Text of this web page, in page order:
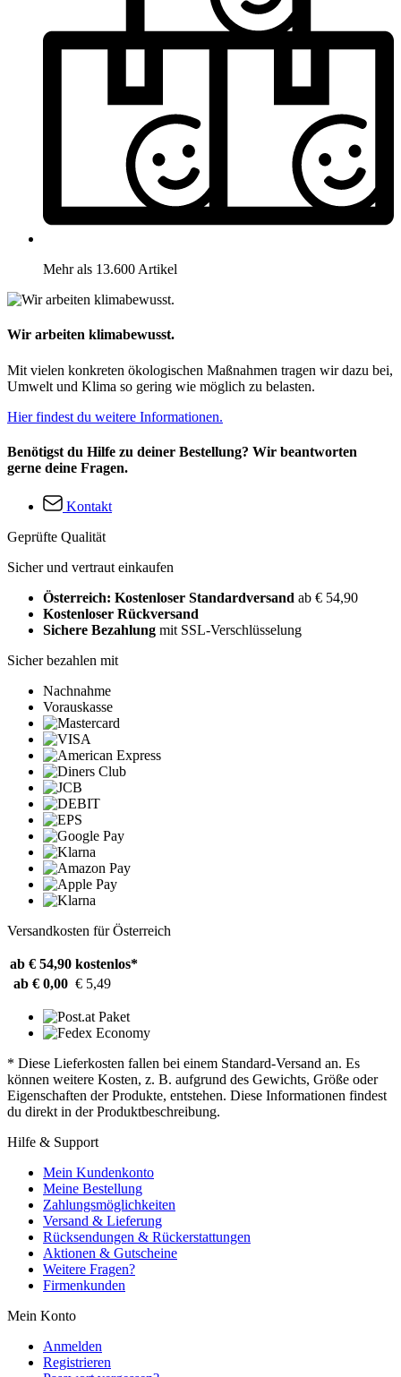
Mehr als 13.600 Artikel
Wir arbeiten klimabewusst.
Mit vielen konkreten ökologischen Maßnahmen tragen wir dazu bei,
Umwelt und Klima so gering wie möglich zu belasten.
Hier findest du weitere Informationen.
Benötigst du Hilfe zu deiner Bestellung? Wir beantworten
gerne deine Fragen.
Kontakt
Geprüfte Qualität
Sicher und vertraut einkaufen
Österreich: Kostenloser Standardversand ab € 54,90
Kostenloser Rückversand
Sichere Bezahlung mit SSL-Verschlüsselung
Sicher bezahlen mit
Nachnahme
Vorauskasse
Versandkosten für Österreich
ab € 54,90 kostenlos*
ab € 0,00 € 5,49
* Diese Lieferkosten fallen bei einem Standard-Versand an. Es
können weitere Kosten, z. B. aufgrund des Gewichts, Größe oder
Eigenschaften der Produkte, entstehen. Diese Informationen findest
du direkt in der Produktbeschreibung.
Hilfe & Support
Mein Kundenkonto
Meine Bestellung
Zahlungsmöglichkeiten
Versand & Lieferung
Rücksendungen & Rückerstattungen
Aktionen & Gutscheine
Weitere Fragen?
Firmenkunden
Mein Konto
Anmelden
Registrieren